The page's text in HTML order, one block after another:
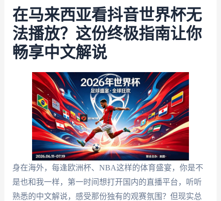
在马来西亚看抖音世界杯无
法播放？这份终极指南让你
畅享中文解说
身在海外，每逢欧洲杯、NBA这样的体育盛宴，你是不
是也和我一样，第一时间想打开国内的直播平台，听听
熟悉的中文解说，感受那份独有的观赛氛围？但现实总